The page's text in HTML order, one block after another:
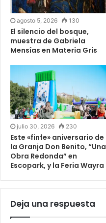
agosto 5, 2026 130
El silencio del bosque,
muestra de Gabriela
Mensías en Materia Gris
julio 30, 2026 230
Este «finfe» aniversario de
la Granja Don Benito, “Una
Obra Redonda” en
Escopark, y la Feria Wayra
Deja una respuesta